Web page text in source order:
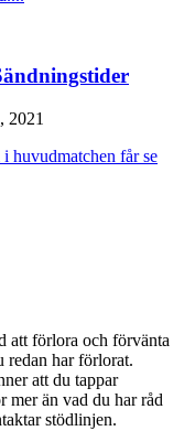
2021
huvudmatchen får se
att förlora och förvänta
redan har förlorat.
att du tappar
mer än vad du har råd
stödlinjen.